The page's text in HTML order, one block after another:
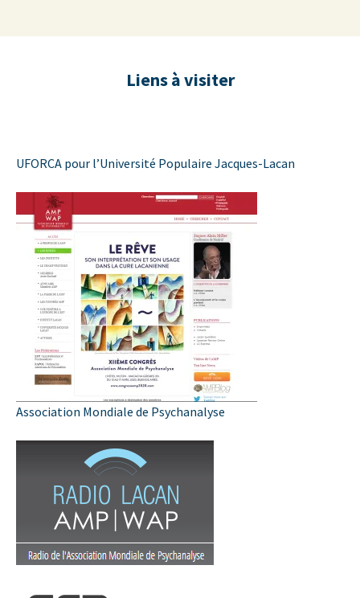
UFORCA
Liens à visiter
UFORCA pour l’Université Populaire Jacques-Lacan
Association Mondiale de Psychanalyse